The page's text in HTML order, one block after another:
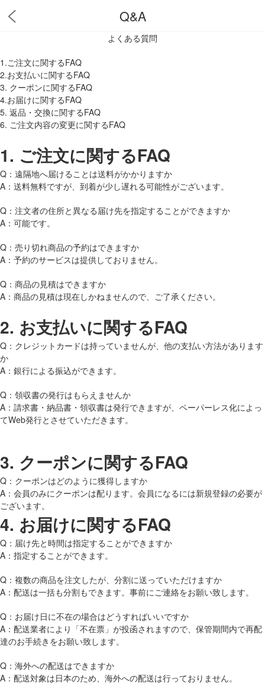
Q&A
よくある質問
1.ご注文に関するFAQ
2.お支払いに関するFAQ
3. クーポンに関するFAQ
4.お届けに関するFAQ
5. 返品・交換に関するFAQ
6. ご注文内容の変更に関するFAQ
1. ご注文に関するFAQ
Q：遠隔地へ届けることは送料がかかりますか
A：送料無料ですが、到着が少し遅れる可能性がございます。
Q：注文者の住所と異なる届け先を指定することができますか
A：可能です。
Q：売り切れ商品の予約はできますか
A：予約のサービスは提供しておりません。
Q：商品の見積はできますか
A：商品の見積は現在しかねませんので、ご了承ください。
2. お支払いに関するFAQ
Q：クレジットカードは持っていませんが、他の支払い方法があります
か
A：銀行による振込ができます。
Q：領収書の発行はもらえませんか
A：請求書・納品書・領収書は発行できますが、ペーパーレス化によっ
てWeb発行とさせていただきます。
3. クーポンに関するFAQ
Q：クーポンはどのように獲得しますか
A：会員のみにクーポンは配ります。会員になるには新規登録の必要が
ございます。
4. お届けに関するFAQ
Q：届け先と時間は指定することができますか
A：指定することができます。
Q：複数の商品を注文したが、分割に送っていただけますか
A：配送は一括も分割もできます。事前にご連絡をお願い致します。
Q：お届け日に不在の場合はどうすればいいですか
A：配送業者により「不在票」が投函されますので、保管期間内で再配
達のお手続きをお願い致します。
Q：海外への配送はできますか
A：配送対象は日本のため、海外への配送は行っておりません。